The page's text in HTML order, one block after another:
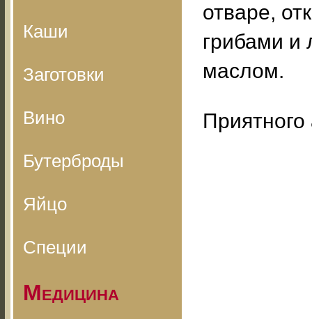
Каши
Заготовки
Вино
Бутерброды
Яйцо
Специи
Медицина
отваре,
грибами и
маслом.
Приятного